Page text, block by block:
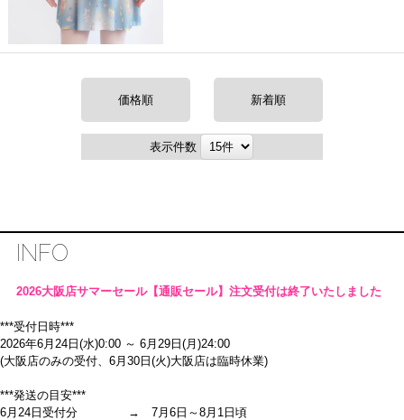
価格順 新着順
表示件数
INFO
2026大阪店サマーセール【通販セール】注文受付は終了いたしました
***受付日時***
2026年6月24日(水)0:00 ～ 6月29日(月)24:00
(大阪店のみの受付、6月30日(火)大阪店は臨時休業)
***発送の目安***
6月24日受付分 → 7月6日～8月1日頃